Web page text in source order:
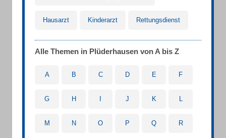
Hausarzt Kinderarzt Rettungsdienst
Alle Themen in Plüderhausen von A bis Z
A B C D E F
G H J K L
M N O P Q R